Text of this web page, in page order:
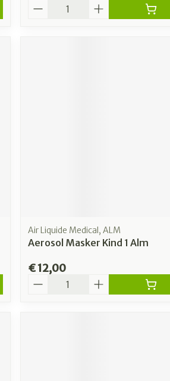
Air Liquide Medical, ALM
Aerosol Masker Kind 1 Alm
€ 12,00